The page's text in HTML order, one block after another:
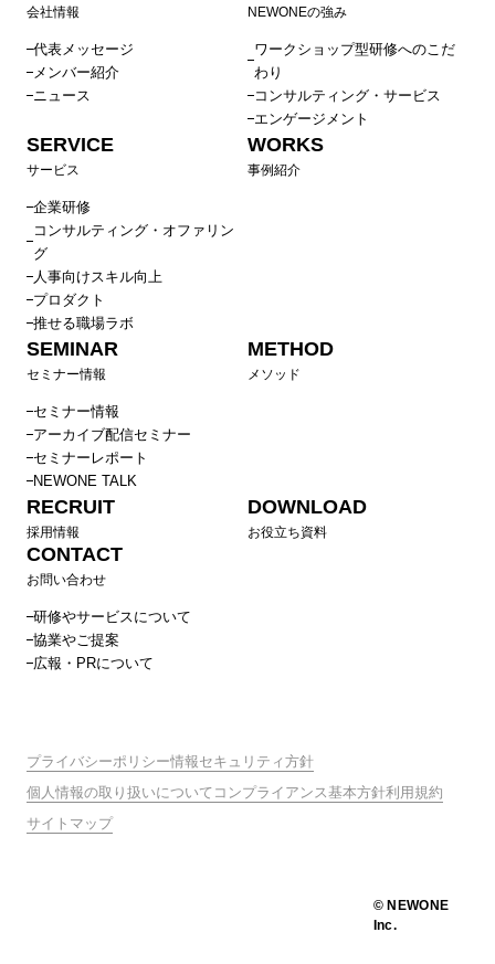
会社情報
代表メッセージ
メンバー紹介
ニュース
NEWONEの強み
ワークショップ型研修へのこだ
わり
コンサルティング・サービス
エンゲージメント
SERVICE
サービス
企業研修
コンサルティング・オファリン
グ
人事向けスキル向上
プロダクト
推せる職場ラボ
WORKS
事例紹介
SEMINAR
セミナー情報
セミナー情報
アーカイブ配信セミナー
セミナーレポート
NEWONE TALK
METHOD
メソッド
RECRUIT
採用情報
DOWNLOAD
お役立ち資料
CONTACT
お問い合わせ
研修やサービスについて
協業やご提案
広報・PRについて
プライバシーポリシー情報セキュリティ方針
個人情報の取り扱いについて コンプライアンス基本方針利用規約
サイトマップ
© NEWONE
Inc.